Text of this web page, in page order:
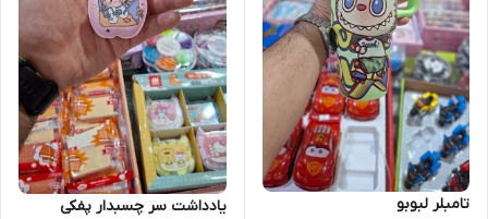
تامبلر لبوبو
یادداشت سر چسبدار پفکی